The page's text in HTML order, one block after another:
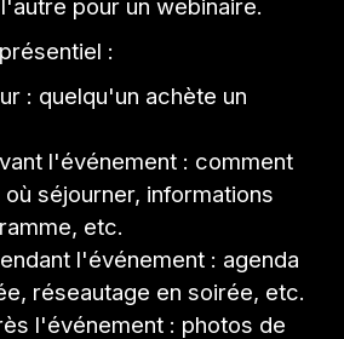
pour un webinaire.
:
: quelqu'un achète un
l'événement : comment
séjourner, informations
etc.
l'événement : agenda
réseautage en soirée, etc.
l'événement : photos de